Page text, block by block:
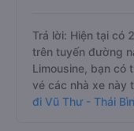
Trả lời: Hiện tại có
trên tuyến đường
Limousine, bạn có
vé các nhà xe này
đi Vũ Thư - Thái